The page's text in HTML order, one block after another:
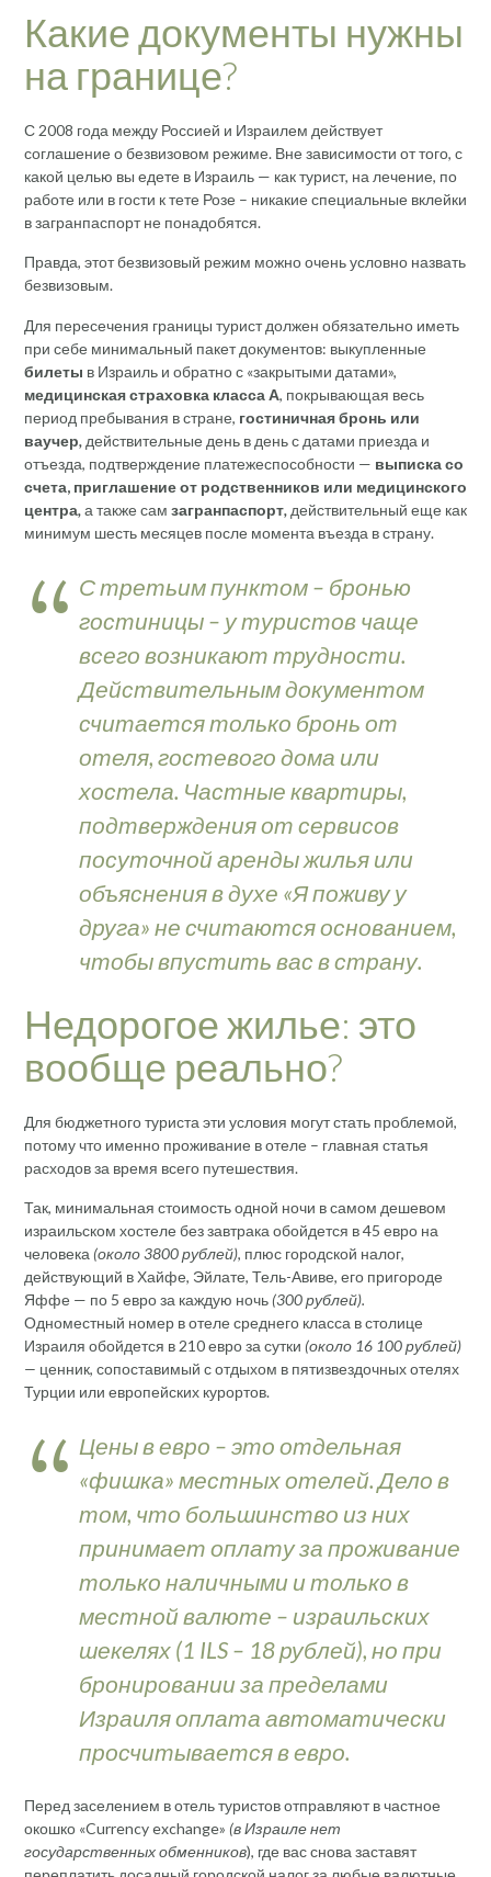
Какие документы нужны
на границе?
С 2008 года между Россией и Израилем действует
соглашение о безвизовом режиме. Вне зависимости от того, с
какой целью вы едете в Израиль — как турист, на лечение, по
работе или в гости к тете Розе – никакие специальные вклейки
в загранпаспорт не понадобятся.
Правда, этот безвизовый режим можно очень условно назвать
безвизовым.
Для пересечения границы турист должен обязательно иметь
при себе минимальный пакет документов: выкупленные
билеты в Израиль и обратно с «закрытыми датами»,
медицинская страховка класса А, покрывающая весь
период пребывания в стране, гостиничная бронь или
ваучер, действительные день в день с датами приезда и
отъезда, подтверждение платежеспособности — выписка со
счета, приглашение от родственников или медицинского
центра, а также сам загранпаспорт, действительный еще как
минимум шесть месяцев после момента въезда в страну.
С третьим пунктом – бронью
гостиницы – у туристов чаще
всего возникают трудности.
Действительным документом
считается только бронь от
отеля, гостевого дома или
хостела. Частные квартиры,
подтверждения от сервисов
посуточной аренды жилья или
объяснения в духе «Я поживу у
друга» не считаются основанием,
чтобы впустить вас в страну.
Недорогое жилье: это
вообще реально?
Для бюджетного туриста эти условия могут стать проблемой,
потому что именно проживание в отеле – главная статья
расходов за время всего путешествия.
Так, минимальная стоимость одной ночи в самом дешевом
израильском хостеле без завтрака обойдется в 45 евро на
человека (около 3800 рублей), плюс городской налог,
действующий в Хайфе, Эйлате, Тель-Авиве, его пригороде
Яффе — по 5 евро за каждую ночь (300 рублей).
Одноместный номер в отеле среднего класса в столице
Израиля обойдется в 210 евро за сутки (около 16 100 рублей)
— ценник, сопоставимый с отдыхом в пятизвездочных отелях
Турции или европейских курортов.
Цены в евро – это отдельная
«фишка» местных отелей. Дело в
том, что большинство из них
принимает оплату за проживание
только наличными и только в
местной валюте – израильских
шекелях (1 ILS – 18 рублей), но при
бронировании за пределами
Израиля оплата автоматически
просчитывается в евро.
Перед заселением в отель туристов отправляют в частное
окошко «Currency exchange» (в Израиле нет
государственных обменников), где вас снова заставят